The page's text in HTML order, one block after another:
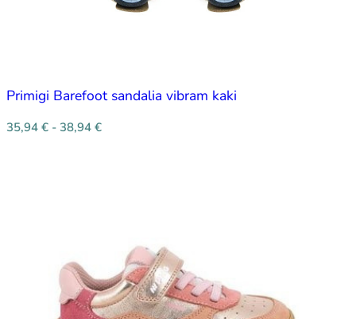
Primigi Barefoot sandalia vibram kaki
35,94 € - 38,94 €